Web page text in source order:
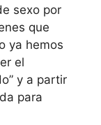
sexo por
que
ya hemos
el
y a partir
para